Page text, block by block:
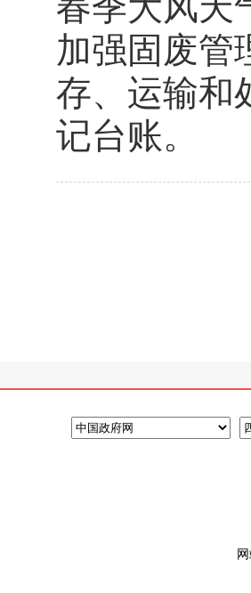
加强固废管
存、运输和
记台账。